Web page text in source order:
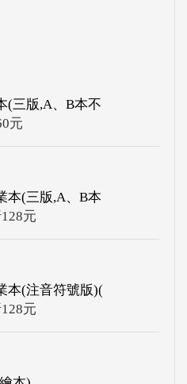
(三版,A、B本不
元
本(三版,A、B本
元
本(注音符號版)(
元